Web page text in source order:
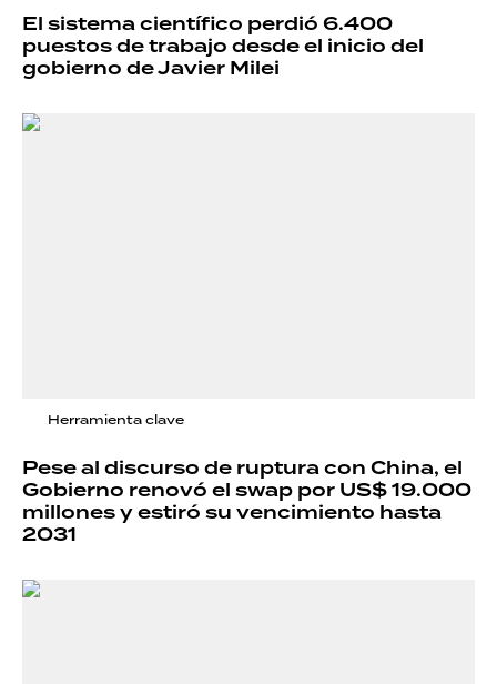
El sistema científico perdió 6.400
puestos de trabajo desde el inicio del
gobierno de Javier Milei
Herramienta clave
Pese al discurso de ruptura con China, el
Gobierno renovó el swap por US$ 19.000
millones y estiró su vencimiento hasta
2031